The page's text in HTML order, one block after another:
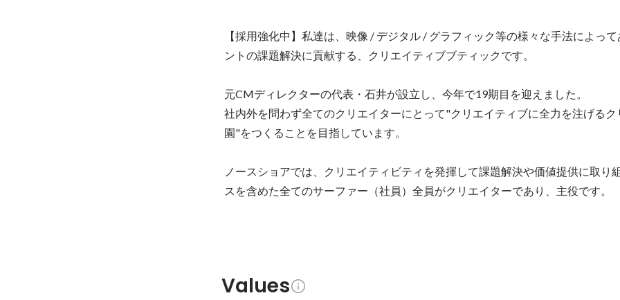
【採用強化中】私達は、映像 / デジタル / グラフィック等の様々な手法によっ
ントの課題解決に貢献する、クリエイティブブティックです。
元CMディレクターの代表・石井が設立し、今年で19期目を迎えました。
社内外を問わず全てのクリエイターにとって"クリエイティブに全力を注げるク
園"をつくることを目指しています。
ノースショアでは、クリエイティビティを発揮して課題解決や価値提供に取り
スを含めた全てのサーファー（社員）全員がクリエイターであり、主役です。
Values